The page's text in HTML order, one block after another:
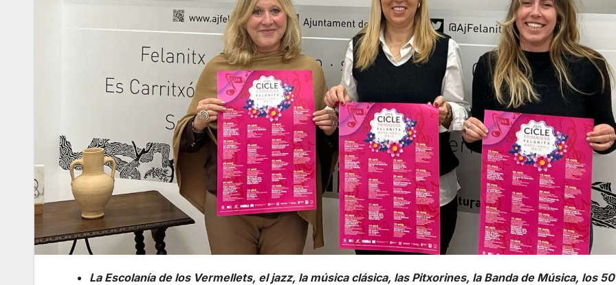
La Escolanía de los Vermellets, el jazz, la música clásica, las Pitxorines, la Banda de Música, los 50